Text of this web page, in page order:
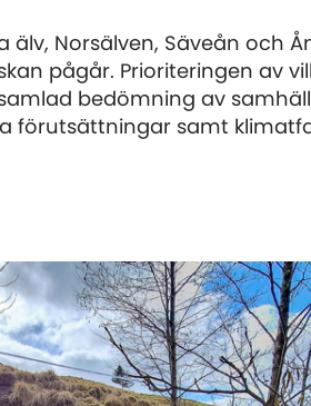
älv, Norsälven, Säveån och
pågår. Prioriteringen av
bedömning av
förutsättningar samt